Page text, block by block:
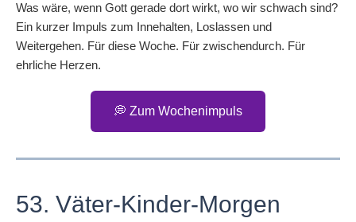
Was wäre, wenn Gott gerade dort wirkt, wo wir schwach sind?
Ein kurzer Impuls zum Innehalten, Loslassen und
Weitergehen. Für diese Woche. Für zwischendurch. Für
ehrliche Herzen.
💭 Zum Wochenimpuls
53. Väter-Kinder-Morgen